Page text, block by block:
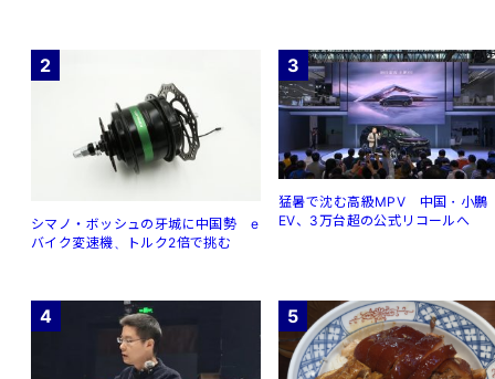
2
シマノ・ボッシュの牙城に中国勢 e
バイク変速機、トルク2倍で挑む
3
猛暑で沈む高級MPV 中国・小鵬
EV、3万台超の公式リコールへ
4 5